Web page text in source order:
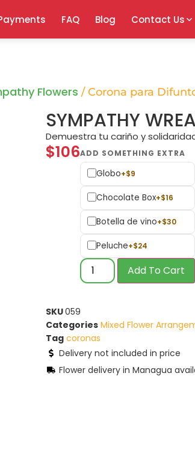
FAQ Blog Contact Us
Flowers / Corona para
SYMPATHY
$106
Globo+$9
Chocolate Box+$16
Botella de vino+$30
Peluche+$24
Add To Cart
SKU059
Categories Mixed Flower
Tag coronas
Demuestra tu cariño y
Delivery not included in price
Flower delivery in Managua